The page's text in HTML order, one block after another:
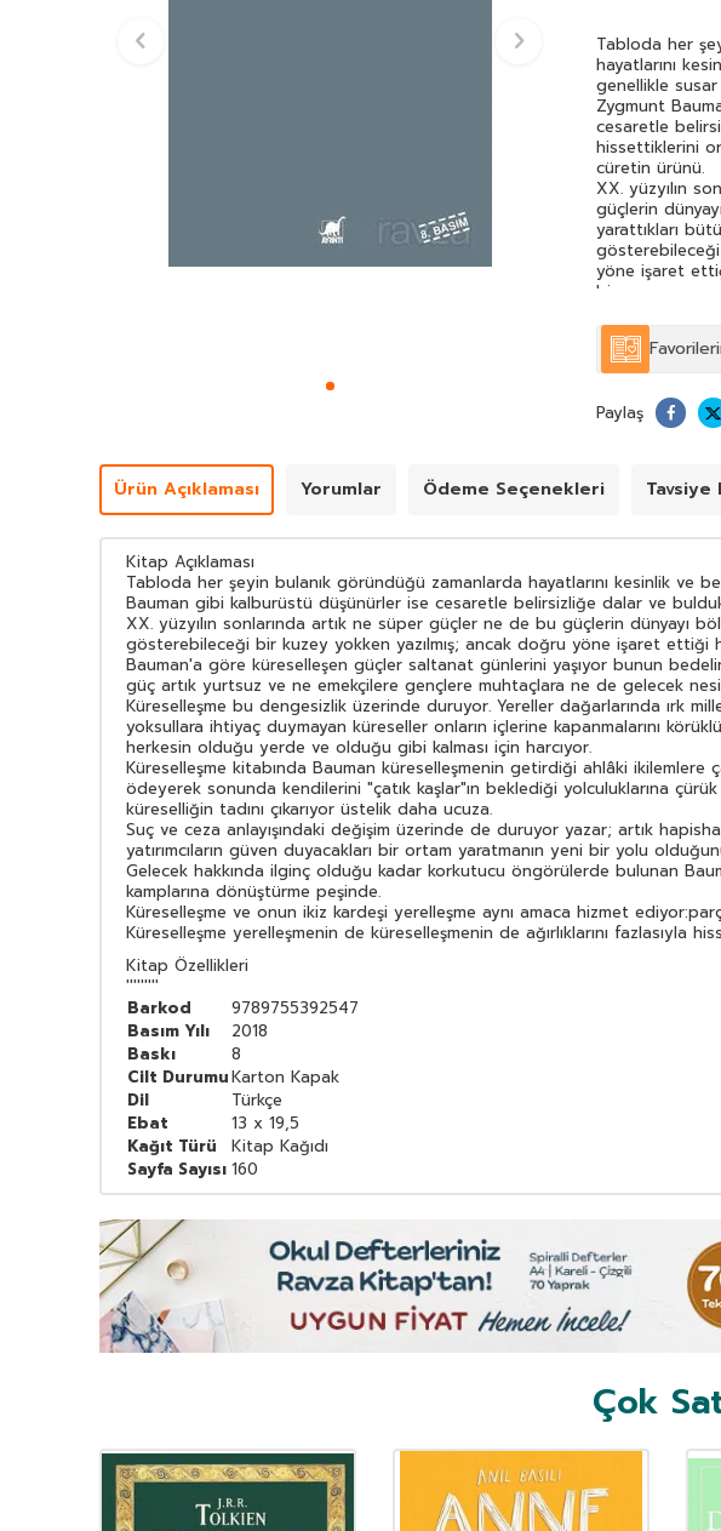
Tabloda her
hayatlarını
genellikle susar
Zygmunt
cesaretle
hissettiklerini
cüretin ürünü.
XX. yüzyılın
güçlerin
yarattıkları
gösterebileceği
yöne işaret
bir eser.
yaşıyor bunun
zavallılar
sürdürüyor;
gençlere
sorumluluk
kullanarak yeni
artık
dünyayı
gibi kalması
Küreselleşme
getirdiği ahlâki
değiniyor.
açlar büyük
kaşlar"ın
kimliksiz
Suç ve ceza
yazar; artık
kurtulmanın ve
yaratmanın
Gelecek
etrafına kalın
toplama
Paylaş
Ürün Açıklaması Yorumlar Ödeme Seçenekleri Tavsiye
Kitap Açıklaması
Tabloda her şeyin bulanık göründüğü zamanlarda hayatlarını kesinlik ve
Bauman gibi kalburüstü düşünürler ise cesaretle belirsizliğe dalar ve
XX. yüzyılın sonlarında artık ne süper güçler ne de bu güçlerin dünyayı
gösterebileceği bir kuzey yokken yazılmış; ancak doğru yöne işaret ettiği
Bauman'a göre küreselleşen güçler saltanat günlerini yaşıyor bunun
güç artık yurtsuz ve ne emekçilere gençlere muhtaçlara ne de gelecek
Küreselleşme bu dengesizlik üzerinde duruyor. Yereller dağarlarında ırk
yoksullara ihtiyaç duymayan küreseller onların içlerine kapanmalarını
herkesin olduğu yerde ve olduğu gibi kalması için harcıyor.
Küreselleşme kitabında Bauman küreselleşmenin getirdiği ahlâki
ödeyerek sonunda kendilerini "çatık kaşlar"ın beklediği yolculuklarına
küreselliğin tadını çıkarıyor üstelik daha ucuza.
Suç ve ceza anlayışındaki değişim üzerinde de duruyor yazar; artık
yatırımcıların güven duyacakları bir ortam yaratmanın yeni bir yolu
Gelecek hakkında ilginç olduğu kadar korkutucu öngörülerde bulunan
kamplarına dönüştürme peşinde.
Küreselleşme ve onun ikiz kardeşi yerelleşme aynı amaca hizmet
Küreselleşme yerelleşmenin de küreselleşmenin de ağırlıklarını
Kitap Özellikleri
'''''''''
Barkod
9789755392547
Basım Yılı
2018
Baskı
8
Cilt DurumuKarton Kapak
Dil
Türkçe
Ebat
13 x 19,5
Kağıt Türü
Kitap Kağıdı
Sayfa Sayısı 160
Çok